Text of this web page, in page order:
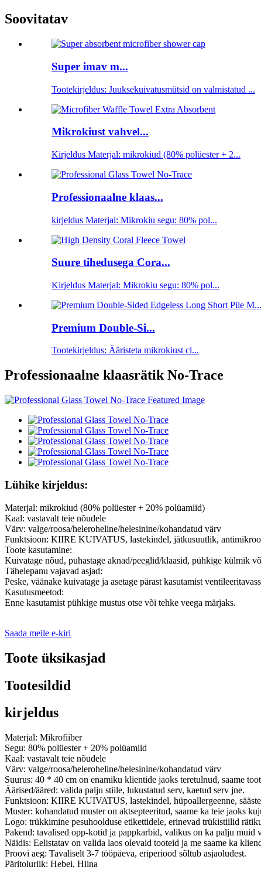
Soovitatav
Super imav m...
Tootekirjeldus: Juuksekuivatusmütsid on valmistatud ...
Mikrokiust vahvel...
Kirjeldus Materjal: mikrokiud (80% polüester + 2...
Professionaalne klaas...
kirjeldus Materjal: Mikrokiu segu: 80% pol...
Suure tihedusega Cora...
Kirjeldus Materjal: Mikrokiu segu: 80% pol...
Premium Double-Si...
Tootekirjeldus: Ääristeta mikrokiust cl...
Professionaalne klaasrätik No-Trace
Lühike kirjeldus:
Materjal: mikrokiud (80% polüester + 20% polüamiid)
Kaal: vastavalt teie nõudele
Värv: valge/roosa/heleroheline/helesinine/kohandatud värv
Funktsioon: KIIRE KUIVATUS, lastekindel, jätkusuutlik,
Toote kasutamine:
Kuivatage nõud, puhastage aknad/peeglid/klaasid, pühkige külmik
Tähelepanu vajavad asjad:
Peske, väänake kuivatage ja asetage pärast kasutamist
Kasutusmeetod:
Enne kasutamist pühkige mustus otse või tehke veega märjaks.
Saada meile e-kiri
Toote üksikasjad
Tootesildid
kirjeldus
Materjal: Mikrofiiber
Segu: 80% polüester + 20% polüamiid
Kaal: vastavalt teie nõudele
Värv: valge/roosa/heleroheline/helesinine/kohandatud värv
Suurus: 40 * 40 cm on enamiku klientide jaoks teretulnud, saame
Äärised/ääred: valida palju stiile, lukustatud serv, kaetud serv jne.
Funktsioon: KIIRE KUIVATUS, lastekindel, hüpoallergeenne,
Muster: kohandatud muster on aktsepteeritud, saame ka teie jaoks
Logo: trükkimine pesuhoolduse etikettidele, erinevad trükistiilid
Pakend: tavalised opp-kotid ja pappkarbid, valikus on ka palju
Näidis: Eelistatav on valida laos olevaid tooteid ja me saame ka
Proovi aeg: Tavaliselt 3-7 tööpäeva, eriperiood sõltub asjaoludest.
Päritoluriik: Hebei, Hiina